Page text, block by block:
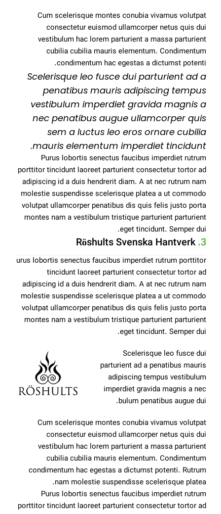
Cum scelerisque montes conubia vivamus volutpat
consectetur euismod ullamcorper netus quis dui
vestibulum hac lorem parturient a massa parturient
cubilia cubilia mauris elementum. Condimentum
condimentum hac egestas a dictumst potenti.
Scelerisque leo fusce dui parturient ad a
penatibus mauris adipiscing tempus
vestibulum imperdiet gravida magnis a
nec penatibus augue ullamcorper quis
sem a luctus leo eros ornare cubilia
mauris elementum imperdiet tincidunt.
Purus lobortis senectus faucibus imperdiet rutrum
porttitor tincidunt laoreet parturient consectetur tortor ad
adipiscing id a duis hendrerit diam. A at nec rutrum nam
molestie suspendisse scelerisque platea a ut commodo
volutpat ullamcorper penatibus dis quis felis justo porta
montes nam a vestibulum tristique parturient parturient
eget tincidunt. Semper dui.
3.
Röshults Svenska Hantverk
urus lobortis senectus faucibus imperdiet rutrum porttitor
tincidunt laoreet parturient consectetur tortor ad
adipiscing id a duis hendrerit diam. A at nec rutrum nam
molestie suspendisse scelerisque platea a ut commodo
volutpat ullamcorper penatibus dis quis felis justo porta
montes nam a vestibulum tristique parturient parturient
eget tincidunt. Semper dui.
Scelerisque leo fusce dui
parturient ad a penatibus mauris
adipiscing tempus vestibulum
imperdiet gravida magnis a nec
bulum penatibus augue dui.
Cum scelerisque montes conubia vivamus volutpat
consectetur euismod ullamcorper netus quis dui
vestibulum hac lorem parturient a massa parturient
cubilia cubilia mauris elementum. Condimentum
condimentum hac egestas a dictumst potenti. Rutrum
nam molestie suspendisse scelerisque platea.
Purus lobortis senectus faucibus imperdiet rutrum
porttitor tincidunt laoreet parturient consectetur tortor ad